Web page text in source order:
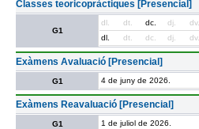
Classes teoricopràctiques [Presencial]
G1
dl. dt. dc. dj. dv.
dl.
dt. dc. dj. dv.
Exàmens Avaluació [Presencial]
G1 4 de juny de 2026.
Exàmens Reavaluació [Presencial]
G1 1 de juliol de 2026.